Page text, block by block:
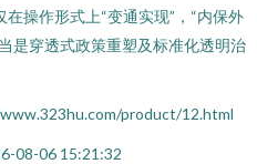
操作形式上“变通实现”，“内保外
是穿透式政策重塑及标准化透明治
product/12.html
08-06 15:21:32